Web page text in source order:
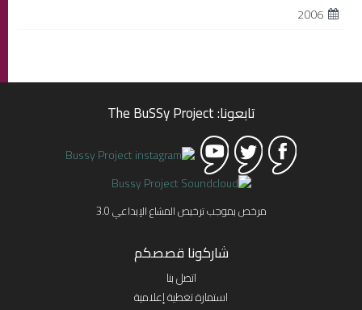
2006
تابعونا: The BuSSy Project
مرخص بموجب ترخيص المشاع الإبداعي 3.0
شاركونا قصصكم
اتصل بنا
استمارة تغطية إعلامية